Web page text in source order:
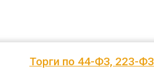
Торги по 44-ФЗ, 223-ФЗ